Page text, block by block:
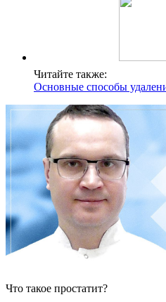
Читайте также:
Основные способы
Что такое простатит?